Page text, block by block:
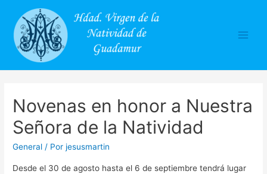
Novenas en honor a Nuestra
Señora de la Natividad
General / Porjesusmartin
Desde el 30 de agosto hasta el 6 de septiembre tendrá lugar